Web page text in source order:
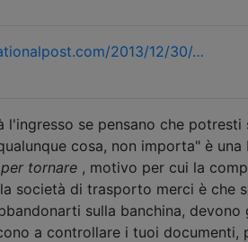
2013/12/30/…
l'ingresso se pensano che potresti
cosa, non importa" è una
tornare , motivo per cui la
società di trasporto merci è che
sulla banchina, devono
a controllare i tuoi documenti,